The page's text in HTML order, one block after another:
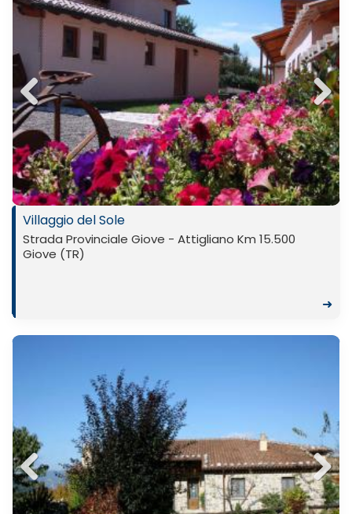
Previ
ous
Next
Villaggio del Sole
Strada Provinciale Giove - Attigliano Km 15.500
Giove (TR)
➜
Previ
Next